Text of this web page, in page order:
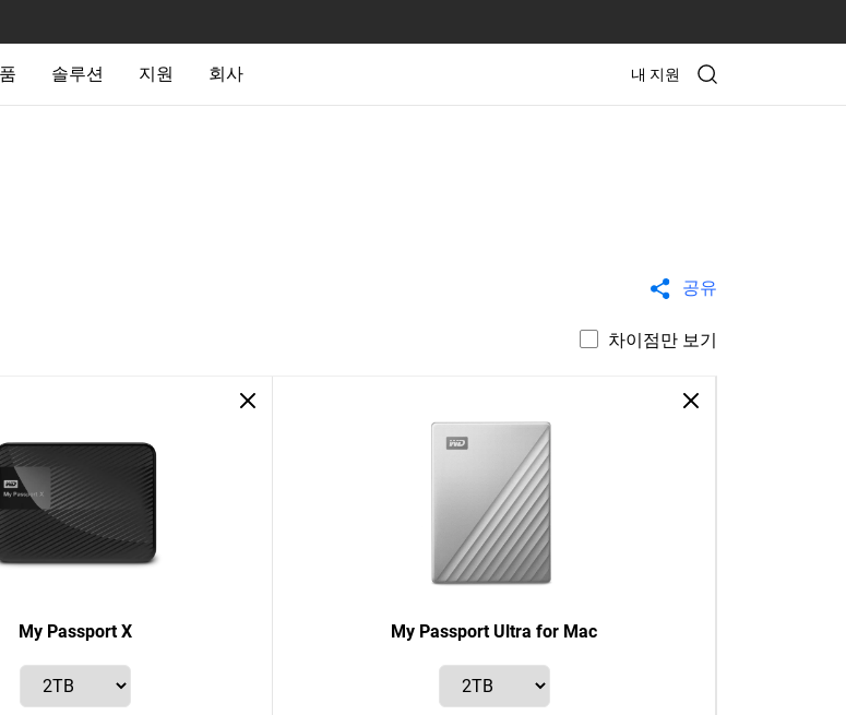
솔루션 지원 회사 내 지원
공유
차이점만 보기
My Passport X My Passport Ultra for Mac